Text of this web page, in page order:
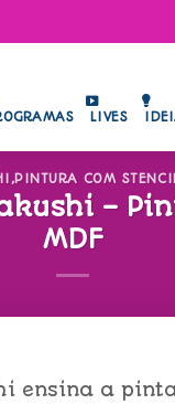
LIVES
,PINTURA COM
–
MDF
ensina a